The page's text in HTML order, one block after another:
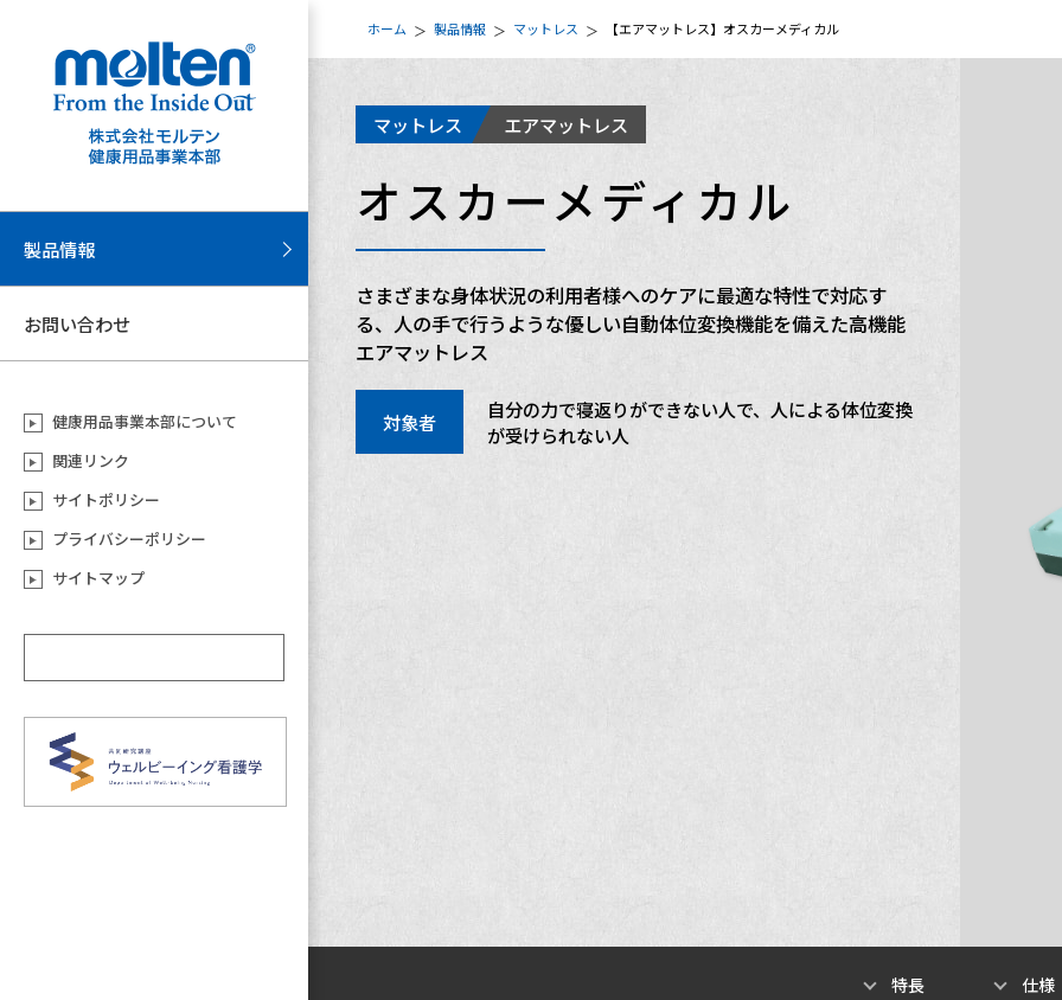
製品情報
お問い合わせ
健康用品事業本部について
関連リンク
サイトポリシー
プライバシーポリシー
サイトマップ
ホーム 製品情報 マットレス 【エアマットレス】オスカーメディカル
マットレス エアマットレス
オスカーメディカル
さまざまな身体状況の利用者様へのケアに最適な特性で対応す
る、人の手で行うような優しい自動体位変換機能を備えた高機能
エアマットレス
対象者
自分の力で寝返りができない人で、人による体位変換
が受けられない人
特長 仕様